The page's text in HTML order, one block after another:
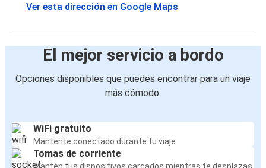
Ver esta dirección en Google Maps
El mejor servicio a bordo
Opciones disponibles que puedes encontrar para un viaje
más cómodo:
WiFi gratuito
Mantente conectado durante tu viaje
Tomas de corriente